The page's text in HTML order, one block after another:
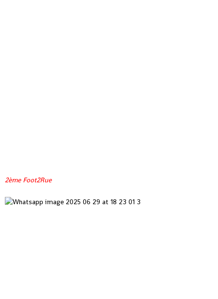
2ème Foot2Rue